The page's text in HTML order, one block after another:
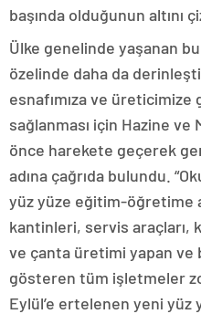
başında olduğunun altını
Ülke genelinde yaşanan
özelinde daha da
esnafımıza ve
sağlanması için Hazine ve
önce harekete geçerek
adına çağrıda bulundu.
yüz yüze eğitim-öğretime
kantinleri, servis araçları,
ve çanta üretimi yapan
gösteren tüm işletmeler
Eylül’e ertelenen yeni yüz